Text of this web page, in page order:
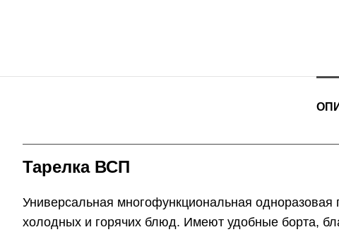
Тарелка ВСП
Универсальная многофункциональная
холодных и горячих блюд. Имеют удобные борта,